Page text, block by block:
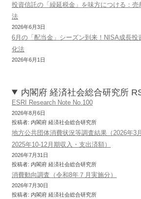
投資信託の「繰延税金」を味方につける：売
法
2026年6月3日
6月の「配当金」シーズン到来！NISA成長投
化法
2026年6月1日
内閣府 経済社会総合研究所
ESRI Research Note No.100
2026年8月6日
投稿者: 内閣府 経済社会総合研究所
地方公共団体消費状況等調査結果（2026年3
2025年10-12月期収入・支出済額）
2026年7月31日
投稿者: 内閣府 経済社会総合研究所
消費動向調査（令和8年７月実施分）
2026年7月30日
投稿者: 内閣府 経済社会総合研究所